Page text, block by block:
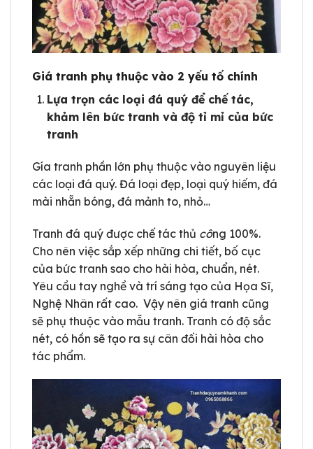
Giá tranh phụ thuộc vào 2 yếu tố chính
Lựa trọn các loại đá quý để chế tác,
khảm lên bức tranh và độ tỉ mỉ của bức
tranh
Gía tranh phần lớn phụ thuộc vào nguyên liệu
các loại đá quý. Đá loại đẹp, loại quý hiếm, đá
mài nhẵn bóng, đá mảnh to, nhỏ…
Tranh đá quý được chế tác thủ công 100%.
Cho nên việc sắp xếp những chi tiết, bố cục
của bức tranh sao cho hài hòa, chuẩn, nét.
Yêu cầu tay nghề và trí sáng tạo của Họa Sĩ,
Nghệ Nhân rất cao. Vậy nên giá tranh cũng
sẽ phụ thuộc vào mẫu tranh. Tranh có độ sắc
nét, có hồn sẽ tạo ra sự cân đối hài hòa cho
tác phẩm.